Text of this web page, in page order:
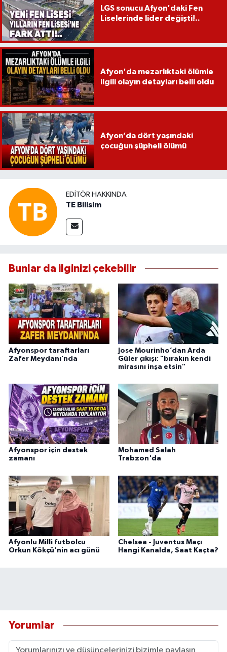
LGS sonucu Afyon'daki Fen
Liselerinde lider değişti!..
Afyon'da mezarlıktaki ölümle
ilgili olayın detayları belli oldu
Afyon’da dört yaşındaki
çocuğun şüpheli ölümü
EDITÖR HAKKINDA
TE Bilisim
Bunlar da ilginizi çekebilir
Afyonspor taraftarları
Zafer Meydanı’nda
Jose Mourinho’dan Arda
Güler çıkışı: "bırakın kendi
mirasını inşa etsin"
Afyonspor için destek
zamanı
Mohamed Salah
Trabzon'da
Afyonlu Milli futbolcu
Orkun Kökçü'nin acı günü
Chelsea - Juventus Maçı
Hangi Kanalda, Saat Kaçta?
Yorumlar